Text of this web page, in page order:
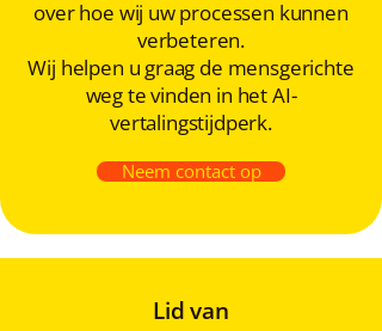
over hoe wij uw processen kunnen
verbeteren.
Wij helpen u graag de mensgerichte
weg te vinden in het AI-
vertalingstijdperk.
Neem contact op
Lid van